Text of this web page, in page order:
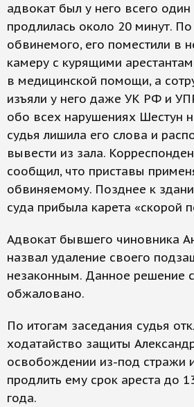
адвокат был у него всего один
продлилась около 20 минут.
обвинемого, его поместили в
камеру с курящими
в медицинской помощи, а
изъяли у него даже УК РФ и
обо всех нарушениях Шестун
судья лишила его слова и
вывести из зала.
сообщил, что приставы
обвиняемому. Позднее к
суда прибыла карета «скорой
Адвокат бывшего чиновника
назвал удаление своего
незаконным. Данное решение
обжаловано.
По итогам заседания судья
ходатайство защиты
освобождении из-под стражи
продлить ему срок ареста до
года.